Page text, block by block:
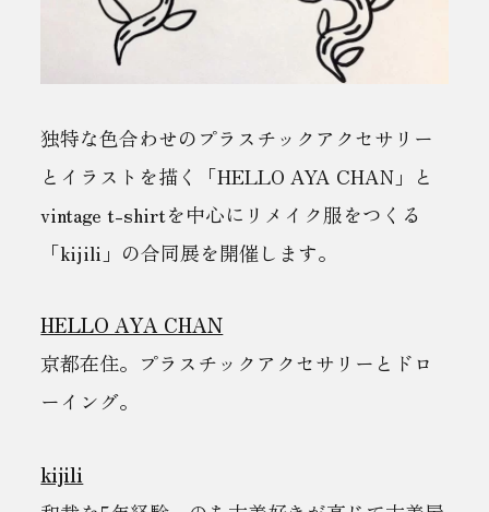
独特な色合わせのプラスチックアクセサリー
とイラストを描く「HELLO AYA CHAN」と
vintage t-shirtを中心にリメイク服をつくる
「kijili」の合同展を開催します。
HELLO AYA CHAN
京都在住。プラスチックアクセサリーとドロ
ーイング。
kijili